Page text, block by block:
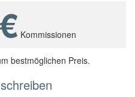
Kommissionen
bestmöglichen Preis.